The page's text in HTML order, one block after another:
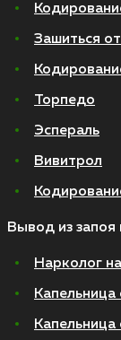
Зашиться
Торпедо
Эспераль
Вивитрол
Вывод из запоя
Нарколог
Капельница